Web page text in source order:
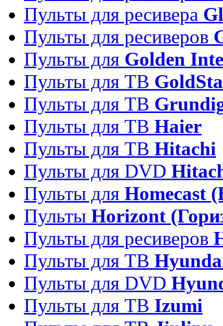
Пульты для ресивера
Пульты для ресиверов
Пульты для Golden
Пульты для ТВ
Пульты для ТВ
Пульты для ТВ Haier
Пульты для ТВ Hitachi
Пульты для DVD
Пульты для Homecast
Пульты Horizont
Пульты для ресиверов
Пульты для ТВ
Пульты для DVD
Пульты для ТВ Izumi